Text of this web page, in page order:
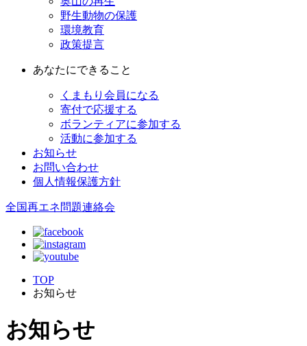
野生動物の保護
環境教育
政策提言
あなたにできること
くまもり会員になる
寄付で応援する
ボランティアに参加する
活動に参加する
お知らせ
お問い合わせ
個人情報保護方針
全国再エネ問題連絡会
TOP
お知らせ
お知らせ